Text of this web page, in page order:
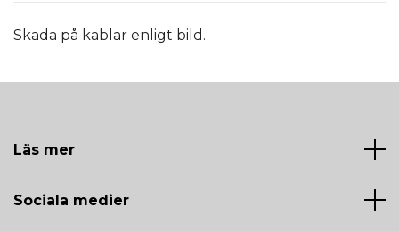
Skada på kablar enligt bild.
Läs mer
Sociala medier